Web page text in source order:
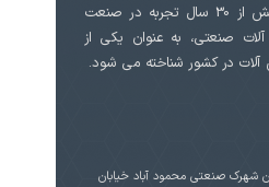
بازرگانی فولاد برابا با بیش از 30 سال تجربه در صنعت
صنعتی، به عنوان یکی از
آلات در کشور شناخته می شود.
شهرک صنعتی محمود آباد خیابان